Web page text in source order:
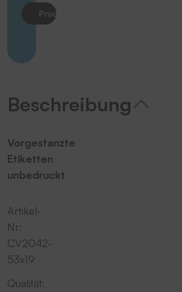
Produkt anfragen
Beschreibung
Vorgestanzte
Etiketten
unbedruckt
Artikel-
Nr:
CV2042-
53x19
Qualität: